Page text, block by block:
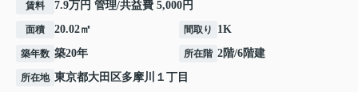
賃料 7.9万円 管理/共益費 5,000円
面積 20.02㎡ 間取り 1K
築年数 築20年 所在階 2階/6階建
所在地 東京都大田区多摩川 １丁目